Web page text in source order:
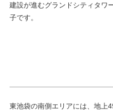
建設が進むグランドシティタワ
子です。
東池袋の南側エリアには、地上